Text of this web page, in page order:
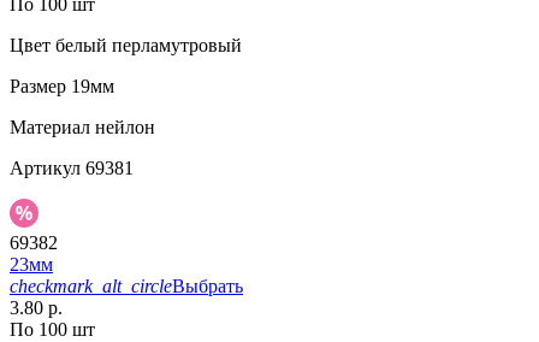
По 100 шт
Цвет белый перламутровый
Размер 19мм
Материал нейлон
Артикул 69381
69382
23мм
checkmark_alt_circleВыбрать
3.80 р.
По 100 шт